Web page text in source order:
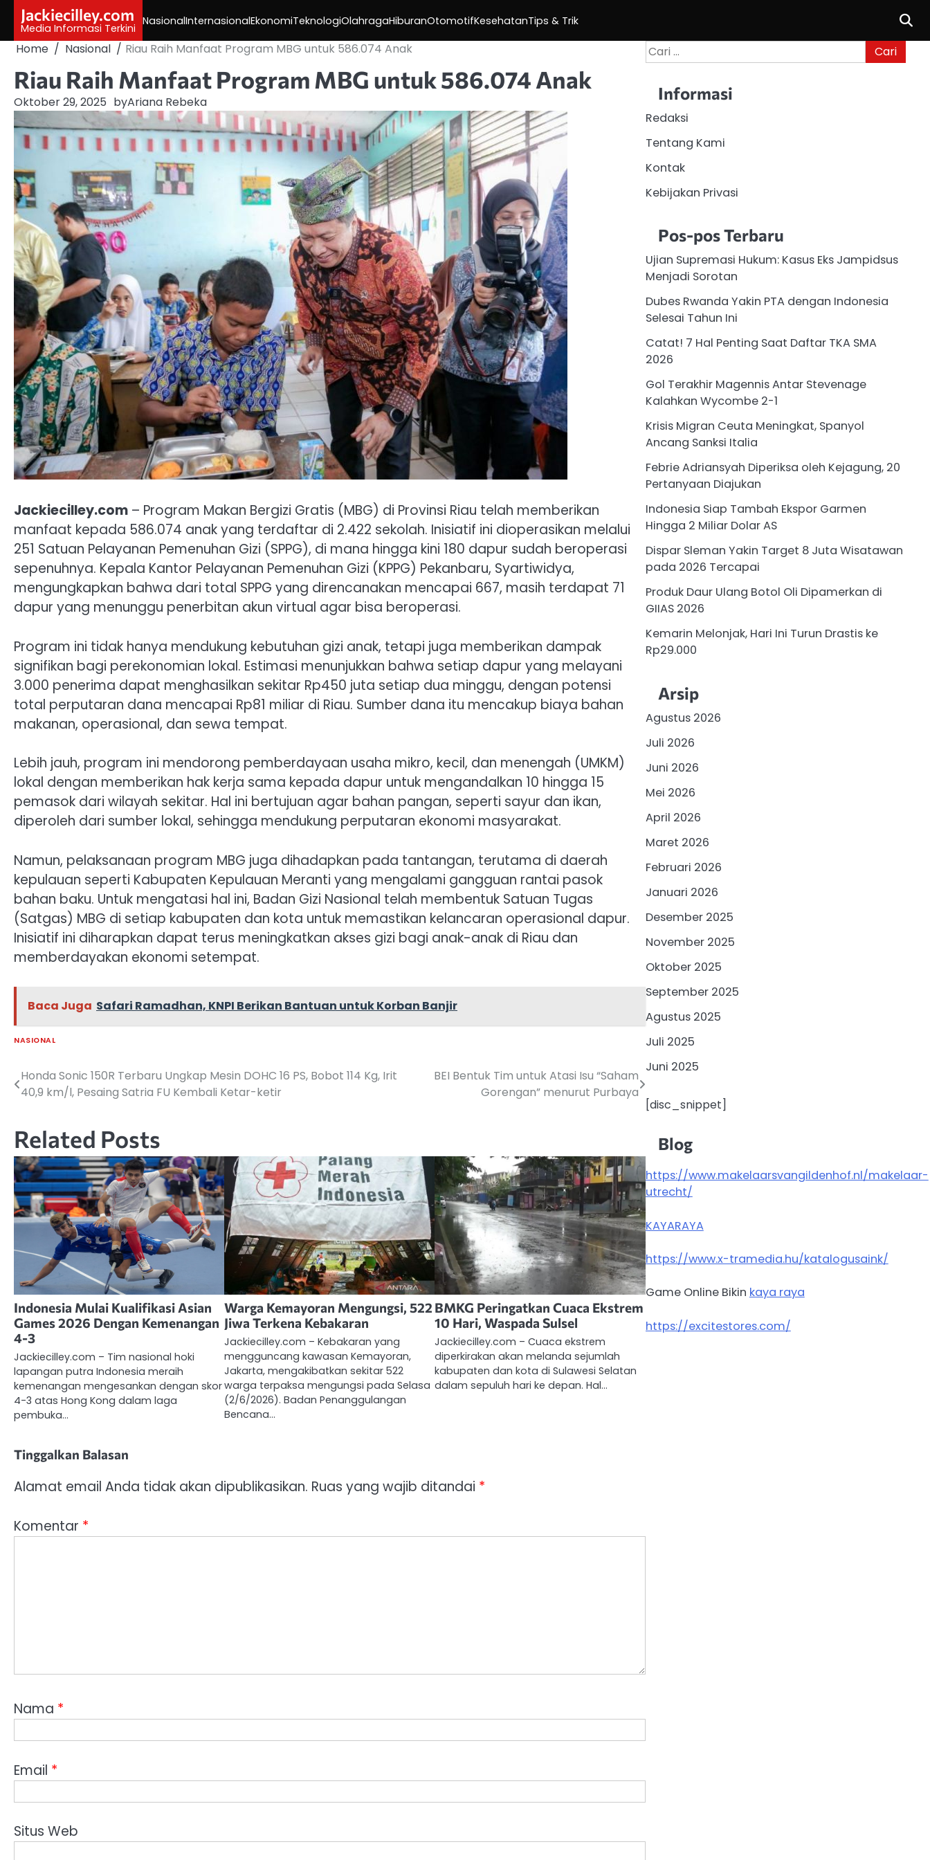
content
Jackiecilley.com
Media Informasi Terkini
NasionalInternasionalEkonomiTeknologiOlahragaHiburanOtomotifKesehatanTips & Trik
Home Nasional Riau Raih Manfaat Program MBG untuk 586.074 Anak
Riau Raih Manfaat Program MBG untuk 586.074 Anak
Oktober 29, 2025 byAriana Rebeka
Jackiecilley.com – Program Makan Bergizi Gratis (MBG) di Provinsi Riau telah memberikan
manfaat kepada 586.074 anak yang terdaftar di 2.422 sekolah. Inisiatif ini dioperasikan melalui
251 Satuan Pelayanan Pemenuhan Gizi (SPPG), di mana hingga kini 180 dapur sudah beroperasi
sepenuhnya. Kepala Kantor Pelayanan Pemenuhan Gizi (KPPG) Pekanbaru, Syartiwidya,
mengungkapkan bahwa dari total SPPG yang direncanakan mencapai 667, masih terdapat 71
dapur yang menunggu penerbitan akun virtual agar bisa beroperasi.
Program ini tidak hanya mendukung kebutuhan gizi anak, tetapi juga memberikan dampak
signifikan bagi perekonomian lokal. Estimasi menunjukkan bahwa setiap dapur yang melayani
3.000 penerima dapat menghasilkan sekitar Rp450 juta setiap dua minggu, dengan potensi
total perputaran dana mencapai Rp81 miliar di Riau. Sumber dana itu mencakup biaya bahan
makanan, operasional, dan sewa tempat.
Lebih jauh, program ini mendorong pemberdayaan usaha mikro, kecil, dan menengah (UMKM)
lokal dengan memberikan hak kerja sama kepada dapur untuk mengandalkan 10 hingga 15
pemasok dari wilayah sekitar. Hal ini bertujuan agar bahan pangan, seperti sayur dan ikan,
diperoleh dari sumber lokal, sehingga mendukung perputaran ekonomi masyarakat.
Namun, pelaksanaan program MBG juga dihadapkan pada tantangan, terutama di daerah
kepulauan seperti Kabupaten Kepulauan Meranti yang mengalami gangguan rantai pasok
bahan baku. Untuk mengatasi hal ini, Badan Gizi Nasional telah membentuk Satuan Tugas
(Satgas) MBG di setiap kabupaten dan kota untuk memastikan kelancaran operasional dapur.
Inisiatif ini diharapkan dapat terus meningkatkan akses gizi bagi anak-anak di Riau dan
memberdayakan ekonomi setempat.
Baca Juga Safari Ramadhan, KNPI Berikan Bantuan untuk Korban Banjir
NASIONAL
Navigasi
pos
Honda Sonic 150R Terbaru Ungkap Mesin DOHC 16 PS, Bobot 114 Kg, Irit
40,9 km/l, Pesaing Satria FU Kembali Ketar-ketir
BEI Bentuk Tim untuk Atasi Isu “Saham
Gorengan” menurut Purbaya
Related Posts
Indonesia Mulai Kualifikasi Asian
Games 2026 Dengan Kemenangan
4-3
Jackiecilley.com – Tim nasional hoki
lapangan putra Indonesia meraih
kemenangan mengesankan dengan skor
4-3 atas Hong Kong dalam laga
pembuka…
Warga Kemayoran Mengungsi, 522
Jiwa Terkena Kebakaran
Jackiecilley.com – Kebakaran yang
mengguncang kawasan Kemayoran,
Jakarta, mengakibatkan sekitar 522
warga terpaksa mengungsi pada Selasa
(2/6/2026). Badan Penanggulangan
Bencana…
BMKG Peringatkan Cuaca Ekstrem
10 Hari, Waspada Sulsel
Jackiecilley.com – Cuaca ekstrem
diperkirakan akan melanda sejumlah
kabupaten dan kota di Sulawesi Selatan
dalam sepuluh hari ke depan. Hal…
Tinggalkan Balasan
Alamat email Anda tidak akan dipublikasikan. Ruas yang wajib ditandai *
Komentar *
Nama *
Email *
Situs Web
Cari
untuk:
Informasi
Redaksi
Tentang Kami
Kontak
Kebijakan Privasi
Pos-pos Terbaru
Ujian Supremasi Hukum: Kasus Eks Jampidsus
Menjadi Sorotan
Dubes Rwanda Yakin PTA dengan Indonesia
Selesai Tahun Ini
Catat! 7 Hal Penting Saat Daftar TKA SMA
2026
Gol Terakhir Magennis Antar Stevenage
Kalahkan Wycombe 2-1
Krisis Migran Ceuta Meningkat, Spanyol
Ancang Sanksi Italia
Febrie Adriansyah Diperiksa oleh Kejagung, 20
Pertanyaan Diajukan
Indonesia Siap Tambah Ekspor Garmen
Hingga 2 Miliar Dolar AS
Dispar Sleman Yakin Target 8 Juta Wisatawan
pada 2026 Tercapai
Produk Daur Ulang Botol Oli Dipamerkan di
GIIAS 2026
Kemarin Melonjak, Hari Ini Turun Drastis ke
Rp29.000
Arsip
Agustus 2026
Juli 2026
Juni 2026
Mei 2026
April 2026
Maret 2026
Februari 2026
Januari 2026
Desember 2025
November 2025
Oktober 2025
September 2025
Agustus 2025
Juli 2025
Juni 2025
[disc_snippet]
Blog
https://www.makelaarsvangildenhof.nl/makelaar-
utrecht/
KAYARAYA
https://www.x-tramedia.hu/katalogusaink/
Game Online Bikin kaya raya
https://excitestores.com/